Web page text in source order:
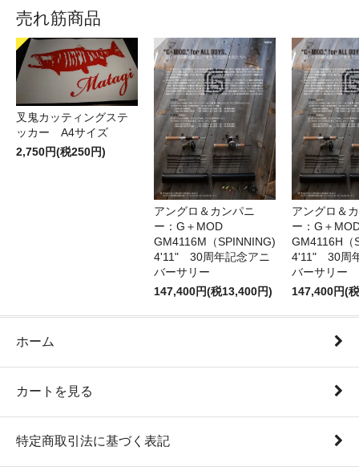
売れ筋商品
叉鬼カッティングステ
ッカー A4サイズ
2,750円(税250円)
アングロ＆カンパニ
ー：G＋MOD
GM4116M（SPINNING)
4'11" 30周年記念アニ
バーサリー
147,400円(税13,400円)
アングロ＆
ー：G＋
GM4116H（
4'11" 30周
バーサリー
147,400円(
ホーム
カートを見る
特定商取引法に基づく表記